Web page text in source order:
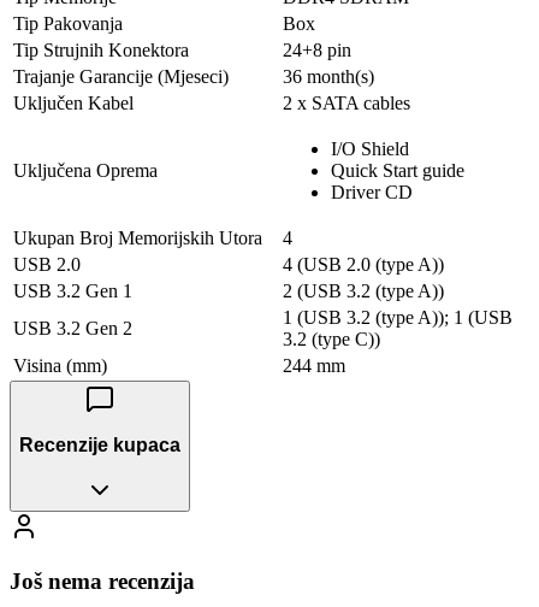
Tip Pakovanja
Box
Tip Strujnih Konektora
24+8 pin
Trajanje Garancije (Mjeseci)
36 month(s)
Uključen Kabel
2 x SATA cables
Uključena Oprema
I/O Shield
Quick Start guide
Driver CD
Ukupan Broj Memorijskih Utorа
4
USB 2.0
4 (USB 2.0 (type A))
USB 3.2 Gen 1
2 (USB 3.2 (type A))
USB 3.2 Gen 2
1 (USB 3.2 (type A)); 1 (USB
3.2 (type C))
Visina (mm)
244 mm
Recenzije kupaca
Još nema recenzija